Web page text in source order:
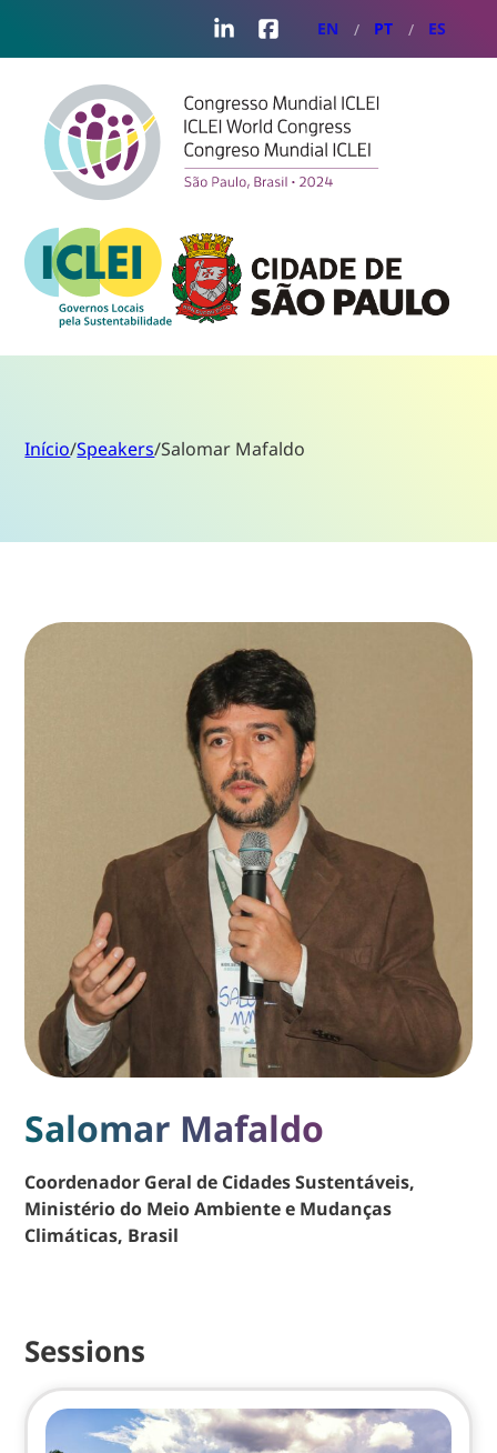
LinkedInFacebook
EN PT ES
Início/Speakers/Salomar Mafaldo
Salomar Mafaldo
Coordenador Geral de Cidades Sustentáveis,
Ministério do Meio Ambiente e Mudanças
Climáticas, Brasil
Sessions